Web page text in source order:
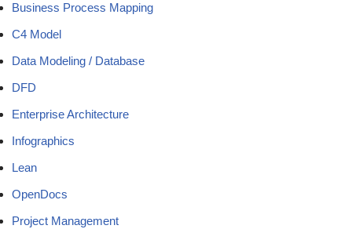
Business Process Mapping
C4 Model
Data Modeling / Database
DFD
Enterprise Architecture
Infographics
Lean
OpenDocs
Project Management